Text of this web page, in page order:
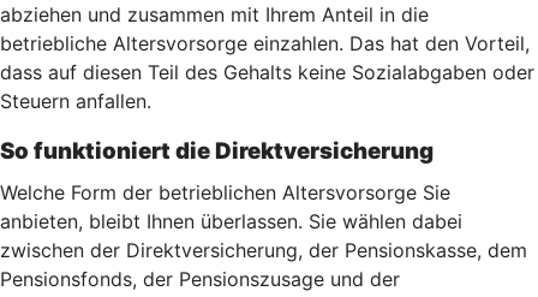
abziehen und zusammen mit Ihrem Anteil in die
betriebliche Altersvorsorge einzahlen. Das hat den Vorteil,
dass auf diesen Teil des Gehalts keine Sozialabgaben oder
Steuern anfallen.
So funktioniert die Direktversicherung
Welche Form der betrieblichen Altersvorsorge Sie
anbieten, bleibt Ihnen überlassen. Sie wählen dabei
zwischen der Direktversicherung, der Pensionskasse, dem
Pensionsfonds, der Pensionszusage und der